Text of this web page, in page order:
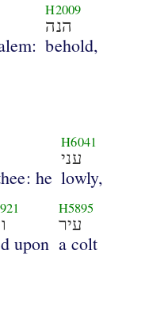
H2009
הנה
behold,
he
H6041
עני
lowly,
upon
H5895
עיר
a colt